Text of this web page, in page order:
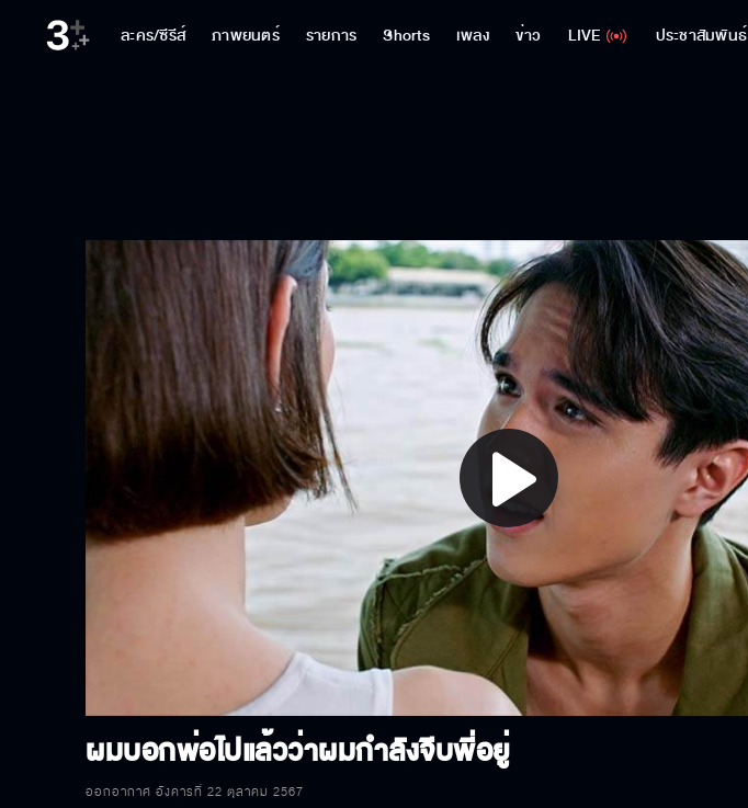
ละคร/ซีรีส์ ภาพยนตร์ รายการ Shorts เพลง ข่าว LIVE ประชาสัมพันธ์
Play
Video
ผมบอกพ่อไปแล้วว่าผมกําลังจีบพี่อยู่
ออกอากาศ อังคารที่ 22 ตุลาคม 2567